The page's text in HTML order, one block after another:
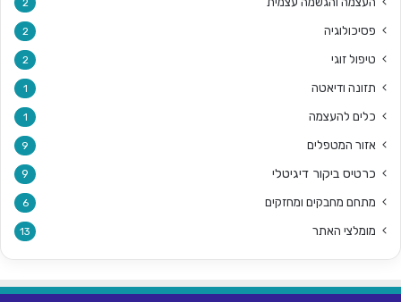
2
פסיכולוגיה 2
טיפול זוגי 2
תזונה ודיאטה 1
כלים להעצמה 1
אזור המטפלים 9
כרטיס ביקור דיגיטלי 9
מתחם מחבקים ומחזקים 6
מומלצי האתר 13